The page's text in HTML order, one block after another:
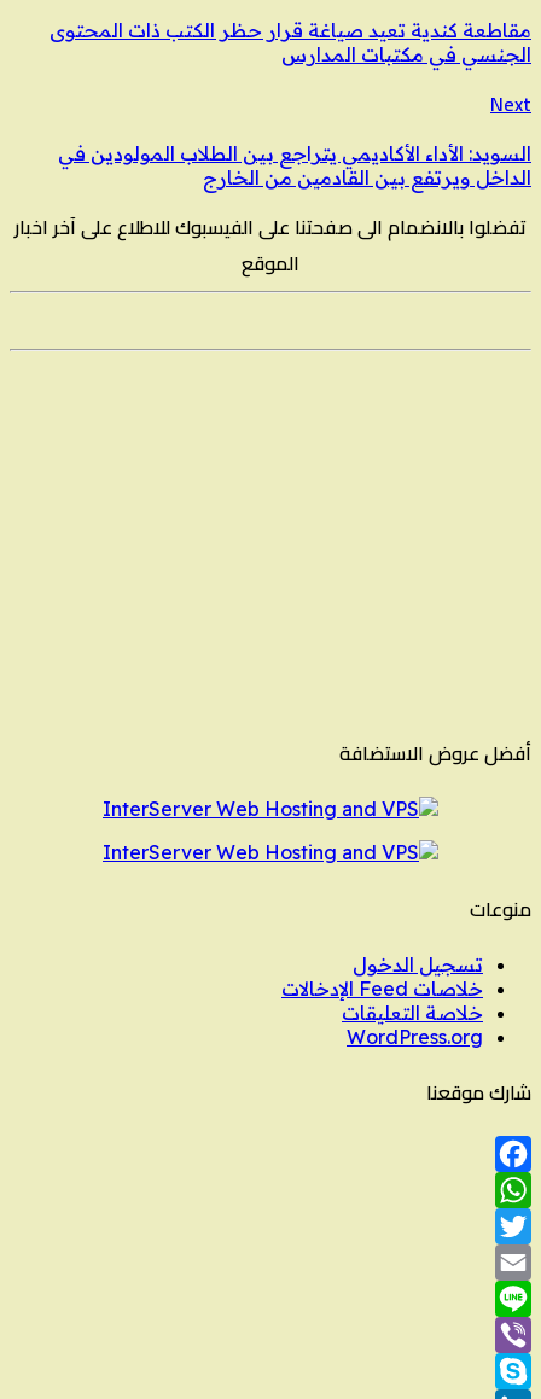
مقاطعة كندية تعيد صياغة قرار حظر الكتب ذات المحتوى
الجنسي في مكتبات المدارس
Next
السويد: الأداء الأكاديمي يتراجع بين الطلاب المولودين في
الداخل ويرتفع بين القادمين من الخارج
تفضلوا بالانضمام الى صفحتنا على الفيسبوك للاطلاع على آخر اخبار
الموقع
أفضل عروض الاستضافة
منوعات
تسجيل الدخول
خلاصات Feed الإدخالات
خلاصة التعليقات
WordPress.org
شارك موقعنا
Facebook
WhatsApp
Twitter
Email
Line
Viber